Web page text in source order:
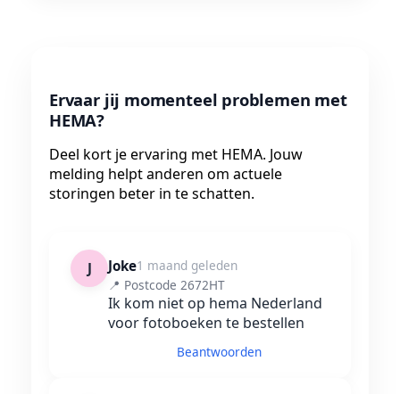
Ervaar jij momenteel problemen met
HEMA?
Deel kort je ervaring met HEMA. Jouw
melding helpt anderen om actuele
storingen beter in te schatten.
J Joke1 maand geleden
📍 Postcode 2672HT
Ik kom niet op hema Nederland
voor fotoboeken te bestellen
Beantwoorden